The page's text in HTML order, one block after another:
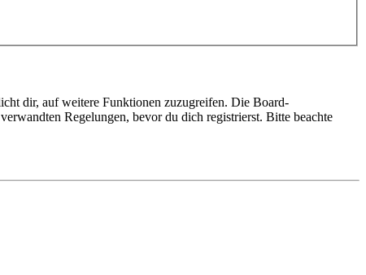
dir, auf weitere Funktionen zuzugreifen. Die Board-
Regelungen, bevor du dich registrierst. Bitte beachte